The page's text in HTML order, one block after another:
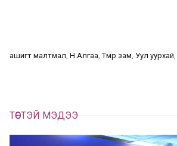
х
ашигт малтмал Н.Алгаа , Төмөр зам Уул уурхай
ТӨСТЭЙ МЭДЭЭ